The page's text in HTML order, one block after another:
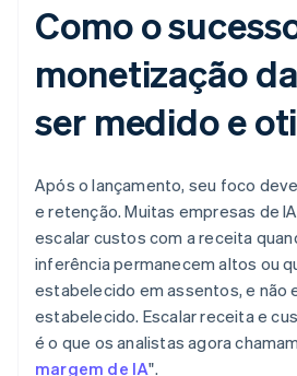
Como o
monetização
ser medido e
Após o lançamento, seu foco
e retenção. Muitas empresas de
escalar custos com a receita
inferência permanecem altos ou
estabelecido em assentos, e não
estabelecido. Escalar receita e
é o que os analistas agora
margem de IA".